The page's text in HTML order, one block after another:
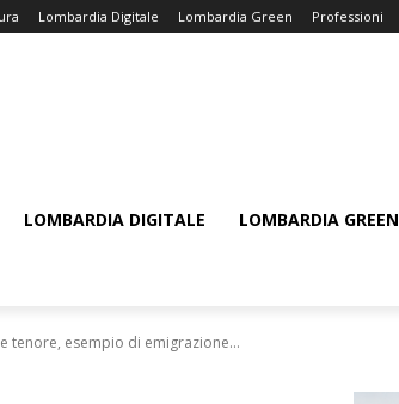
Lombardia Digitale Lombardia Green Professioni
LOMBARDIA DIGITALE LOMBARDIA GREEN
tenore, esempio di emigrazione...